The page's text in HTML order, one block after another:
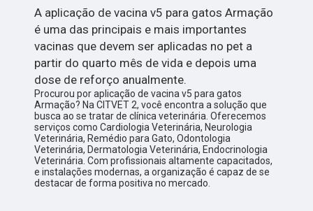
A aplicação de vacina v5 para gatos Armação
é uma das principais e mais importantes
vacinas que devem ser aplicadas no pet a
partir do quarto mês de vida e depois uma
dose de reforço anualmente.
Procurou por aplicação de vacina v5 para gatos
Armação? Na CITVET 2, você encontra a solução que
busca ao se tratar de clínica veterinária. Oferecemos
serviços como Cardiologia Veterinária, Neurologia
Veterinária, Remédio para Gato, Odontologia
Veterinária, Dermatologia Veterinária, Endocrinologia
Veterinária. Com profissionais altamente capacitados,
e instalações modernas, a organização é capaz de se
destacar de forma positiva no mercado.